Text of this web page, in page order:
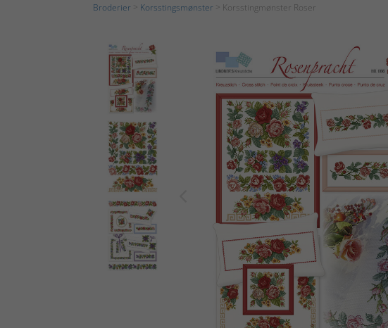
Broderier Korsstingsmønster > Korsstingmønster Roser